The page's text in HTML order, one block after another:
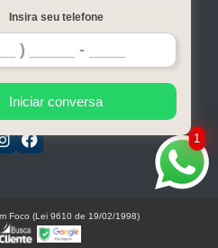
do site
1
Insira seu telefone
Iniciar conversa
Foco (Lei 9610 de 19/02/1998)